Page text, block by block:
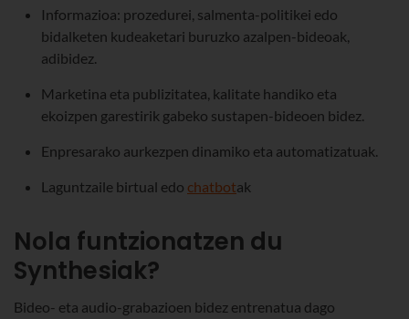
Informazioa: prozedurei, salmenta-politikei edo
bidalketen kudeaketari buruzko azalpen-bideoak,
adibidez.
Marketina eta publizitatea, kalitate handiko eta
ekoizpen garestirik gabeko sustapen-bideoen bidez.
Enpresarako aurkezpen dinamiko eta automatizatuak.
Laguntzaile birtual edo chatbotak
Nola funtzionatzen du
Synthesiak?
Bideo- eta audio-grabazioen bidez entrenatua dago